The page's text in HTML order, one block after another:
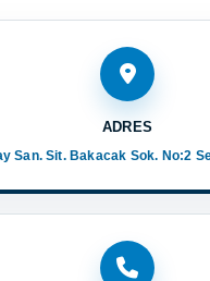
ADRES
San. Sit. Bakacak Sok. No:2